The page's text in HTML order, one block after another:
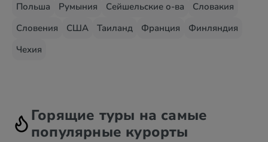
Польша
Румыния Сейшельские о-ва
Словакия
Словения
США Таиланд Франция
Финляндия
Чехия
Горящие туры на самые
популярные курорты